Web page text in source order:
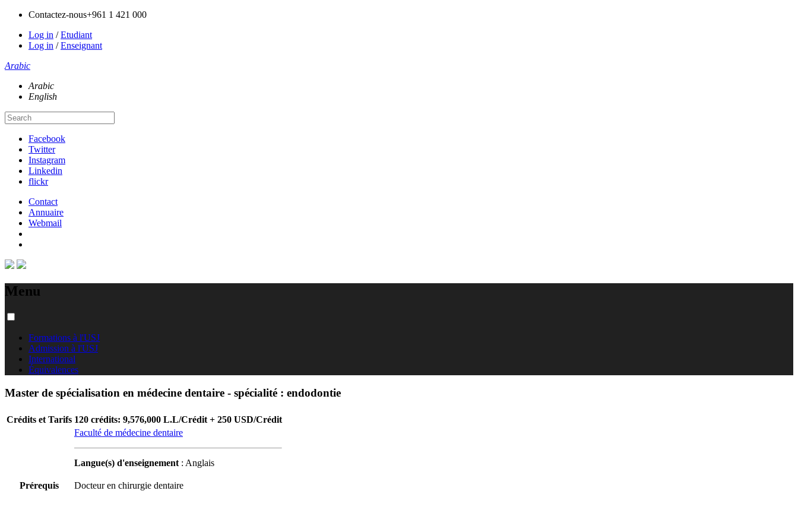
Contactez-nous+961 1 421 000
Log in /Etudiant
Log in /Enseignant
Arabic
Arabic
English
Facebook
Twitter
Instagram
Linkedin
flickr
Contact
Annuaire
Webmail
Menu
Formations à l'USJ
Admission à l'USJ
International
Équivalences
Master de spécialisation en médecine dentaire - spécialité : endodontie
Crédits et Tarifs 120 crédits: 9,576,000 L.L/Crédit + 250 USD/Crédit
Faculté de médecine dentaire
Langue(s) d'enseignement : Anglais
Prérequis Docteur en chirurgie dentaire